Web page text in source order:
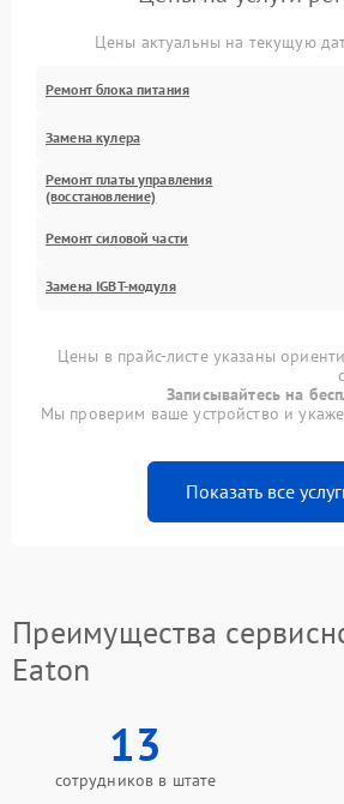
Цены актуальны на текущую
Ремонт блока питания
Замена кулера
Ремонт платы управления
(восстановление)
Ремонт силовой части
Замена IGBT-модуля
Цены в прайс-листе указаны
Записывайтесь на
Мы проверим ваше устройство и
Показать все
Преимущества
Eaton
13
сотрудников в штате